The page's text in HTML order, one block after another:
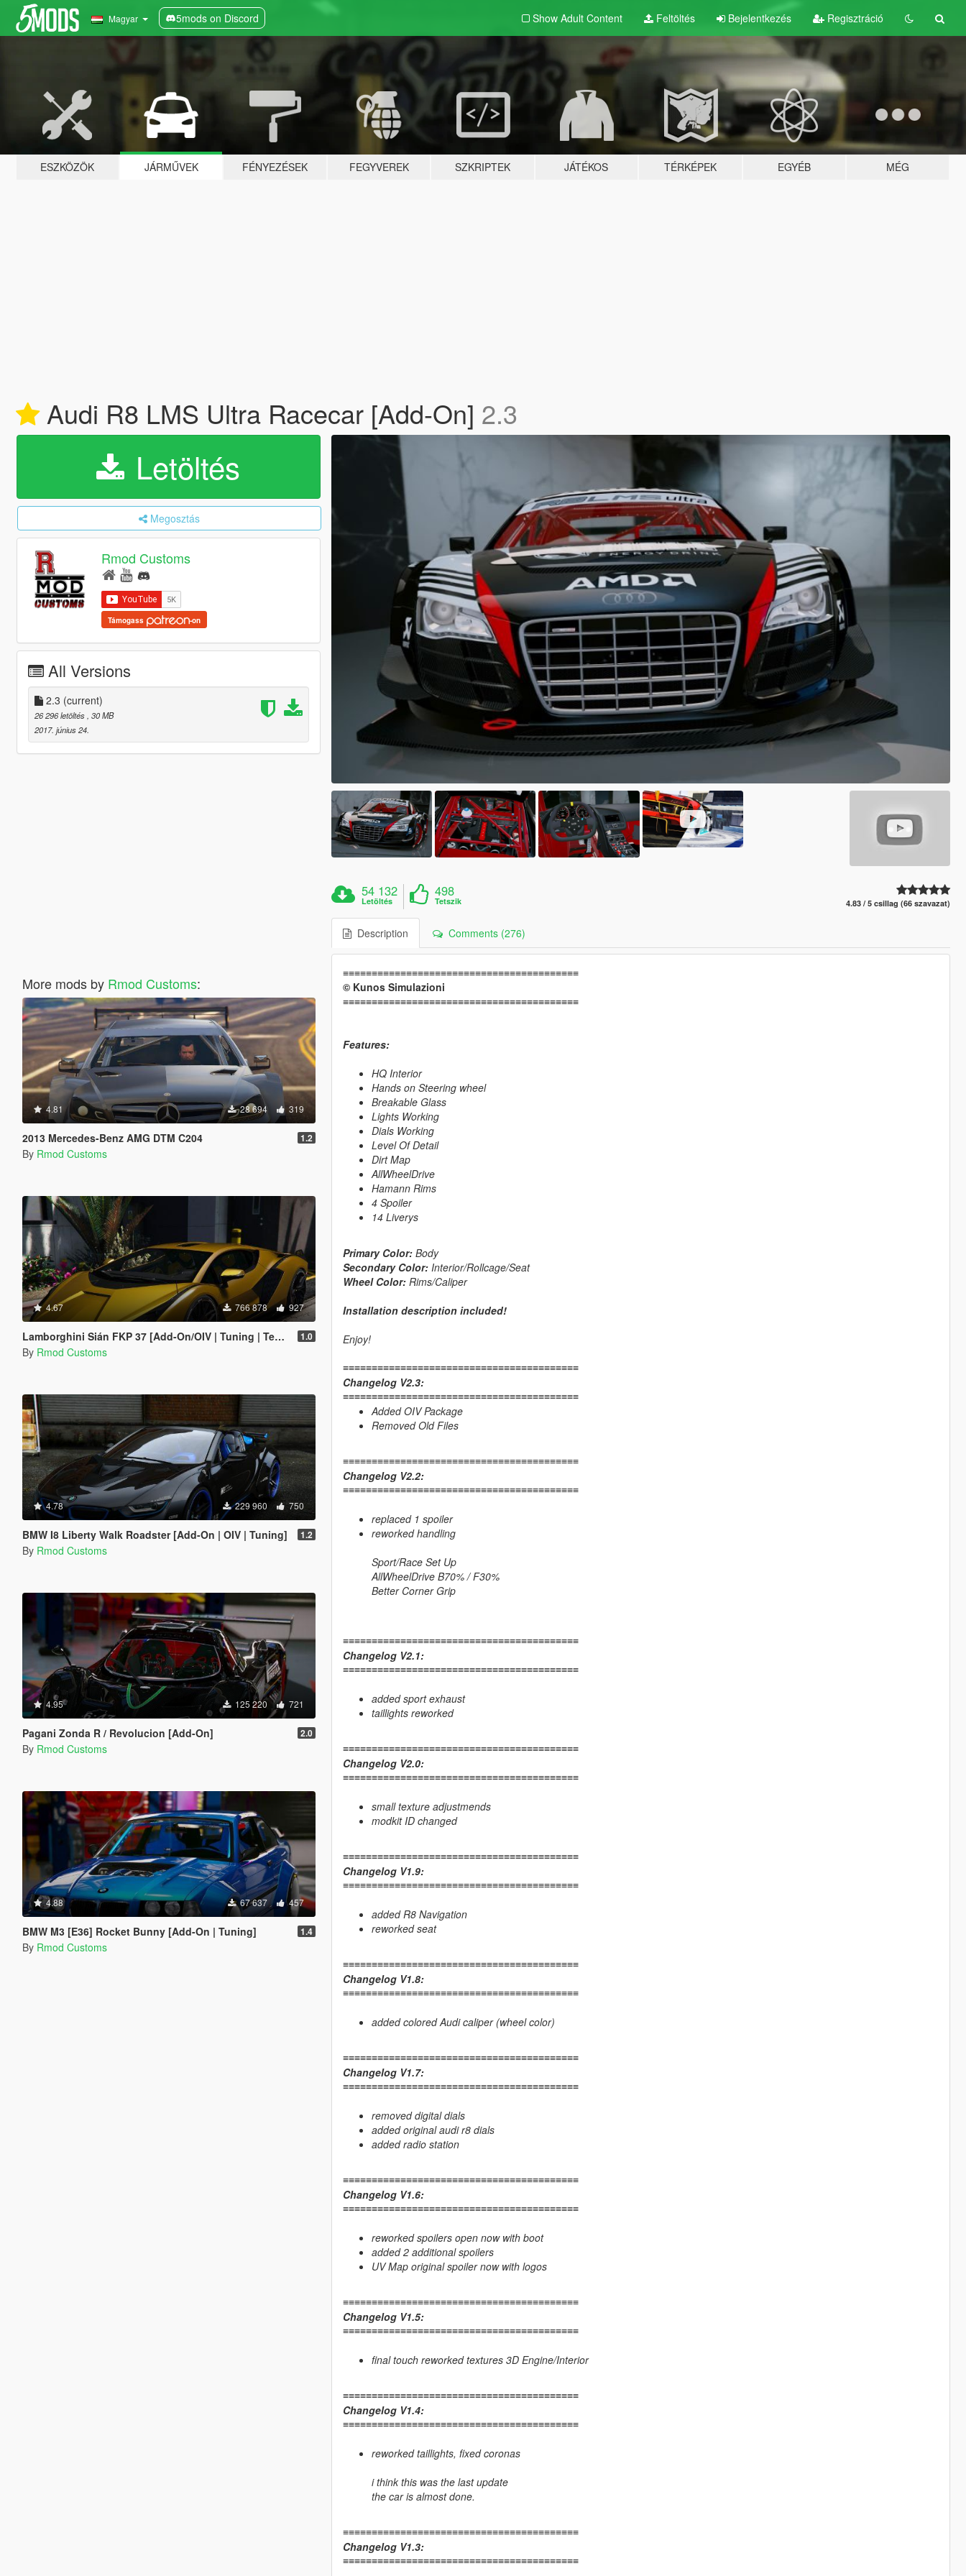
Magyar 5mods on Discord Show Adult Content Feltöltés Bejelentkezés Regisztráció
ESZKÖZÖK JÁRMŰVEK FÉNYEZÉSEK FEGYVEREK SZKRIPTEK JÁTÉKOS TÉRKÉPEK EGYÉB MÉG
Audi R8 LMS Ultra Racecar [Add-On] 2.3
Letöltés
Megosztás
Rmod Customs
Támogass -on
All Versions
2.3 (current)
26 296 letöltés , 30 MB
2017. június 24.
More mods by Rmod Customs:
4.81 28 694 319
2013 Mercedes-Benz AMG DTM C204 1.2
By Rmod Customs
4.67 766 878 927
Lamborghini Sián FKP 37 [Add-On/OIV | Tuning | Template] 1.0
By Rmod Customs
4.78 229 960 750
BMW I8 Liberty Walk Roadster [Add-On | OIV | Tuning] 1.2
By Rmod Customs
4.95 125 220 721
Pagani Zonda R / Revolucion [Add-On] 2.0
By Rmod Customs
4.88 67 637 457
BMW M3 [E36] Rocket Bunny [Add-On | Tuning] 1.4
By Rmod Customs
54 132
Letöltés
498
Tetszik 4.83 / 5 csillag (66 szavazat)
Description Comments (276)
≡≡≡≡≡≡≡≡≡≡≡≡≡≡≡≡≡≡≡≡≡≡≡≡≡≡≡≡≡≡≡≡≡≡≡≡≡≡≡≡≡
© Kunos Simulazioni
≡≡≡≡≡≡≡≡≡≡≡≡≡≡≡≡≡≡≡≡≡≡≡≡≡≡≡≡≡≡≡≡≡≡≡≡≡≡≡≡≡
Features:
HQ Interior
Hands on Steering wheel
Breakable Glass
Lights Working
Dials Working
Level Of Detail
Dirt Map
AllWheelDrive
Hamann Rims
4 Spoiler
14 Liverys
Primary Color:Body
Secondary Color:Interior/Rollcage/Seat
Wheel Color:Rims/Caliper
Installation description included!
Enjoy!
≡≡≡≡≡≡≡≡≡≡≡≡≡≡≡≡≡≡≡≡≡≡≡≡≡≡≡≡≡≡≡≡≡≡≡≡≡≡≡≡≡
Changelog V2.3:
≡≡≡≡≡≡≡≡≡≡≡≡≡≡≡≡≡≡≡≡≡≡≡≡≡≡≡≡≡≡≡≡≡≡≡≡≡≡≡≡≡
Added OIV Package
Removed Old Files
≡≡≡≡≡≡≡≡≡≡≡≡≡≡≡≡≡≡≡≡≡≡≡≡≡≡≡≡≡≡≡≡≡≡≡≡≡≡≡≡≡
Changelog V2.2:
≡≡≡≡≡≡≡≡≡≡≡≡≡≡≡≡≡≡≡≡≡≡≡≡≡≡≡≡≡≡≡≡≡≡≡≡≡≡≡≡≡
replaced 1 spoiler
reworked handling
Sport/Race Set Up
AllWheelDrive B70% / F30%
Better Corner Grip
≡≡≡≡≡≡≡≡≡≡≡≡≡≡≡≡≡≡≡≡≡≡≡≡≡≡≡≡≡≡≡≡≡≡≡≡≡≡≡≡≡
Changelog V2.1:
≡≡≡≡≡≡≡≡≡≡≡≡≡≡≡≡≡≡≡≡≡≡≡≡≡≡≡≡≡≡≡≡≡≡≡≡≡≡≡≡≡
added sport exhaust
taillights reworked
≡≡≡≡≡≡≡≡≡≡≡≡≡≡≡≡≡≡≡≡≡≡≡≡≡≡≡≡≡≡≡≡≡≡≡≡≡≡≡≡≡
Changelog V2.0:
≡≡≡≡≡≡≡≡≡≡≡≡≡≡≡≡≡≡≡≡≡≡≡≡≡≡≡≡≡≡≡≡≡≡≡≡≡≡≡≡≡
small texture adjustmends
modkit ID changed
≡≡≡≡≡≡≡≡≡≡≡≡≡≡≡≡≡≡≡≡≡≡≡≡≡≡≡≡≡≡≡≡≡≡≡≡≡≡≡≡≡
Changelog V1.9:
≡≡≡≡≡≡≡≡≡≡≡≡≡≡≡≡≡≡≡≡≡≡≡≡≡≡≡≡≡≡≡≡≡≡≡≡≡≡≡≡≡
added R8 Navigation
reworked seat
≡≡≡≡≡≡≡≡≡≡≡≡≡≡≡≡≡≡≡≡≡≡≡≡≡≡≡≡≡≡≡≡≡≡≡≡≡≡≡≡≡
Changelog V1.8:
≡≡≡≡≡≡≡≡≡≡≡≡≡≡≡≡≡≡≡≡≡≡≡≡≡≡≡≡≡≡≡≡≡≡≡≡≡≡≡≡≡
added colored Audi caliper (wheel color)
≡≡≡≡≡≡≡≡≡≡≡≡≡≡≡≡≡≡≡≡≡≡≡≡≡≡≡≡≡≡≡≡≡≡≡≡≡≡≡≡≡
Changelog V1.7:
≡≡≡≡≡≡≡≡≡≡≡≡≡≡≡≡≡≡≡≡≡≡≡≡≡≡≡≡≡≡≡≡≡≡≡≡≡≡≡≡≡
removed digital dials
added original audi r8 dials
added radio station
≡≡≡≡≡≡≡≡≡≡≡≡≡≡≡≡≡≡≡≡≡≡≡≡≡≡≡≡≡≡≡≡≡≡≡≡≡≡≡≡≡
Changelog V1.6:
≡≡≡≡≡≡≡≡≡≡≡≡≡≡≡≡≡≡≡≡≡≡≡≡≡≡≡≡≡≡≡≡≡≡≡≡≡≡≡≡≡
reworked spoilers open now with boot
added 2 additional spoilers
UV Map original spoiler now with logos
≡≡≡≡≡≡≡≡≡≡≡≡≡≡≡≡≡≡≡≡≡≡≡≡≡≡≡≡≡≡≡≡≡≡≡≡≡≡≡≡≡
Changelog V1.5:
≡≡≡≡≡≡≡≡≡≡≡≡≡≡≡≡≡≡≡≡≡≡≡≡≡≡≡≡≡≡≡≡≡≡≡≡≡≡≡≡≡
final touch reworked textures 3D Engine/Interior
≡≡≡≡≡≡≡≡≡≡≡≡≡≡≡≡≡≡≡≡≡≡≡≡≡≡≡≡≡≡≡≡≡≡≡≡≡≡≡≡≡
Changelog V1.4:
≡≡≡≡≡≡≡≡≡≡≡≡≡≡≡≡≡≡≡≡≡≡≡≡≡≡≡≡≡≡≡≡≡≡≡≡≡≡≡≡≡
reworked taillights, fixed coronas
i think this was the last update
the car is almost done.
≡≡≡≡≡≡≡≡≡≡≡≡≡≡≡≡≡≡≡≡≡≡≡≡≡≡≡≡≡≡≡≡≡≡≡≡≡≡≡≡≡
Changelog V1.3:
≡≡≡≡≡≡≡≡≡≡≡≡≡≡≡≡≡≡≡≡≡≡≡≡≡≡≡≡≡≡≡≡≡≡≡≡≡≡≡≡≡